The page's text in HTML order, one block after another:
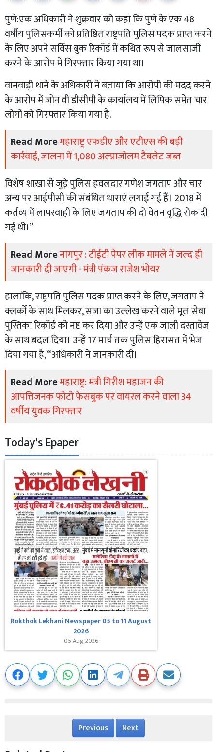
पुणे:एक अधिकारी ने शुक्रवार को कहा कि पुणे के एक 48
वर्षीय पुलिसकर्मी को प्रतिष्ठित राष्ट्रपति पुलिस पदक प्राप्त करने
के लिए अपने सर्विस बुक रिकॉर्ड में कथित रूप से जालसाजी
करने के आरोप में गिरफ्तार किया गया था।
वानवाड़ी थाने के अधिकारी ने बताया कि आरोपी की मदद करने
के आरोप में जोन वी डीसीपी के कार्यालय में लिपिक समेत चार
लोगों को गिरफ्तार किया गया है.
Read Moreमहाराष्ट्र एफडीए और एटीएस की बड़ी
कार्रवाई, जालना में 1,080 अल्प्राजोलम टैबलेट जब्त
विशेष शाखा से जुड़े पुलिस हवलदार गणेश जगताप और चार
अन्य पर आईपीसी की संबंधित धाराएं लगाई गई हैं। 2018 में
कर्तव्य में लापरवाही के लिए जगताप की दो वेतन वृद्धि रोक दी
गई थी।”
Read Moreनागपुर : टीईटी पेपर लीक मामले में जल्द ही
जानकारी दी जाएगी - मंत्री पंकज राजेश भोयर
हालांकि, राष्ट्रपति पुलिस पदक प्राप्त करने के लिए, जगताप ने
क्लर्कों के साथ मिलकर, सजा का उल्लेख करने वाले मूल सेवा
पुस्तिका रिकॉर्ड को नष्ट कर दिया और उन्हें एक जाली दस्तावेज
के साथ बदल दिया। उन्हें 17 मार्च तक पुलिस हिरासत में भेज
दिया गया है, “अधिकारी ने जानकारी दी।
Read Moreमहाराष्ट्र: मंत्री गिरीश महाजन की
आपत्तिजनक फोटो फेसबुक पर वायरल करने वाला 34
वर्षीय युवक गिरफ्तार
Today's Epaper
Rokthok Lekhani Newspaper 05 to 11 August
2026
05 Aug 2026
Previous Next